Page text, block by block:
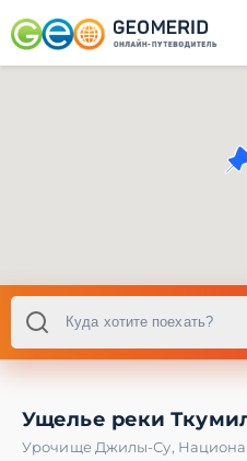
Ущелье реки
Урочище Джилы-Су,